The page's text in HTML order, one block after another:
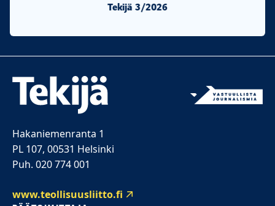
Tekijä 3/2026
Hakaniemenranta 1
PL 107, 00531 Helsinki
Puh. 020 774 001
www.teollisuusliitto.fi